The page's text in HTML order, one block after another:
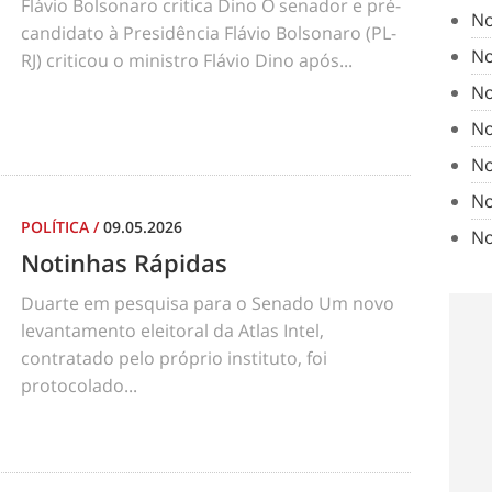
Flávio Bolsonaro critica Dino O senador e pré-
candidato à Presidência Flávio Bolsonaro (PL-
RJ) criticou o ministro Flávio Dino após...
POLÍTICA /09.05.2026
Notinhas Rápidas
Duarte em pesquisa para o Senado Um novo
levantamento eleitoral da Atlas Intel,
contratado pelo próprio instituto, foi
protocolado...